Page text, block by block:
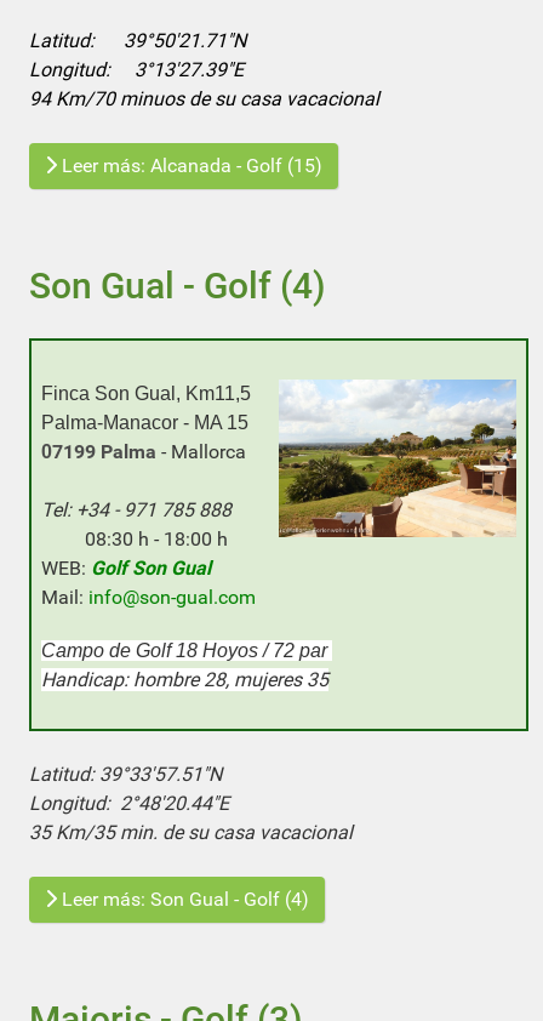
Latitud: 39°50'21.71"N
Longitud: 3°13'27.39"E
94 Km/70 minuos de su casa vacacional
Leer más: Alcanada - Golf (15)
Son Gual - Golf (4)
Finca Son Gual, Km11,5
Palma-Manacor - MA 15
07199 Palma - Mallorca
Tel: +34 - 971 785 888
08:30 h - 18:00 h
WEB: Golf Son Gual
Mail: info@son-gual.com
Campo de Golf 18 Hoyos / 72 par
Handicap: hombre 28, mujeres 35
Latitud: 39°33'57.51"N
Longitud: 2°48'20.44"E
35 Km/35 min. de su casa vacacional
Leer más: Son Gual - Golf (4)